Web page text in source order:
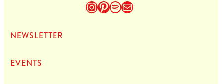
Instagram
Pinterest
Spotify
E-Mail
NEWS­LET­TER
EVENTS